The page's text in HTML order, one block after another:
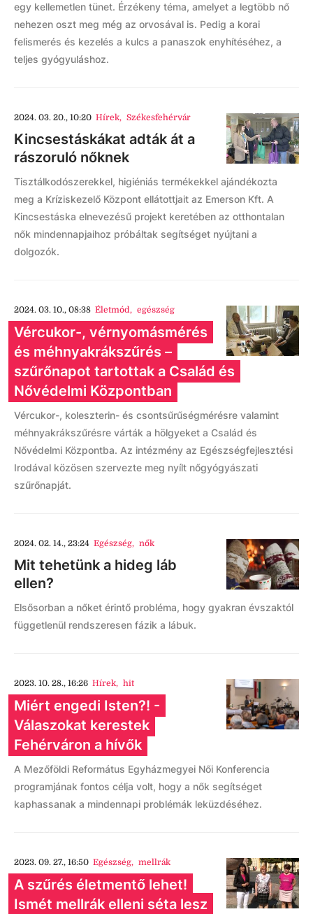
egy kellemetlen tünet. Érzékeny téma, amelyet a legtöbb nő
nehezen oszt meg még az orvosával is. Pedig a korai
felismerés és kezelés a kulcs a panaszok enyhítéséhez, a
teljes gyógyuláshoz.
2024. 03. 20., 10:20 Hírek, Székesfehérvár
Kincsestáskákat adták át a
rászoruló nőknek
Tisztálkodószerekkel, higiéniás termékekkel ajándékozta
meg a Kríziskezelő Központ ellátottjait az Emerson Kft. A
Kincsestáska elnevezésű projekt keretében az otthontalan
nők mindennapjaihoz próbáltak segítséget nyújtani a
dolgozók.
2024. 03. 10., 08:38 Életmód, egészség
Vércukor-, vérnyomásmérés
és méhnyakrákszűrés –
szűrőnapot tartottak a Család és
Nővédelmi Központban
Vércukor-, koleszterin- és csontsűrűségmérésre valamint
méhnyakrákszűrésre várták a hölgyeket a Család és
Nővédelmi Központba. Az intézmény az Egészségfejlesztési
Irodával közösen szervezte meg nyílt nőgyógyászati
szűrőnapját.
2024. 02. 14., 23:24 Egészség, nők
Mit tehetünk a hideg láb
ellen?
Elsősorban a nőket érintő probléma, hogy gyakran évszaktól
függetlenül rendszeresen fázik a lábuk.
2023. 10. 28., 16:26 Hírek, hit
Miért engedi Isten?! -
Válaszokat kerestek
Fehérváron a hívők
A Mezőföldi Református Egyházmegyei Női Konferencia
programjának fontos célja volt, hogy a nők segítséget
kaphassanak a mindennapi problémák leküzdéséhez.
2023. 09. 27., 16:50 Egészség, mellrák
A szűrés életmentő lehet!
Ismét mellrák elleni séta lesz